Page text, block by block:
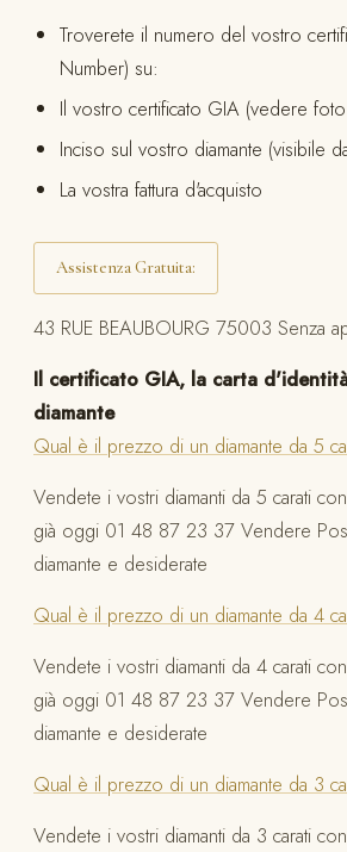
Troverete il numero del vostro
Number) su:
Il vostro certificato GIA (vedere
Inciso sul vostro diamante (visibile
La vostra fattura d'acquisto
Assistenza Gratuita:
43 RUE BEAUBOURG 75003 Senza
Il certificato GIA, la carta
diamante
Qual è il prezzo di un diamante da 5
Vendete i vostri diamanti da 5 carati
già oggi 01 48 87 23 37 Vendere
diamante e desiderate
Qual è il prezzo di un diamante da 4
Vendete i vostri diamanti da 4 carati
già oggi 01 48 87 23 37 Vendere
diamante e desiderate
Qual è il prezzo di un diamante da 3
Vendete i vostri diamanti da 3 carati